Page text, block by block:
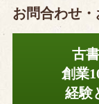
お問合わせ
古
創業
経験